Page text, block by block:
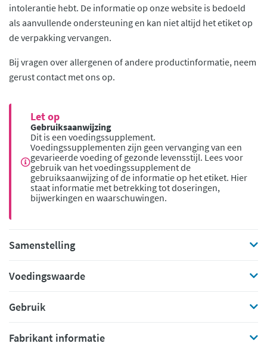
intolerantie hebt. De informatie op onze website is bedoeld
als aanvullende ondersteuning en kan niet altijd het etiket op
de verpakking vervangen.
Bij vragen over allergenen of andere productinformatie, neem
gerust contact met ons op.
Let op
Gebruiksaanwijzing
Dit is een voedingssupplement.
Voedingssupplementen zijn geen vervanging van een
gevarieerde voeding of gezonde levensstijl. Lees voor
gebruik van het voedingssupplement de
gebruiksaanwijzing of de informatie op het etiket. Hier
staat informatie met betrekking tot doseringen,
bijwerkingen en waarschuwingen.
Samenstelling
Voedingswaarde
Gebruik
Fabrikant informatie